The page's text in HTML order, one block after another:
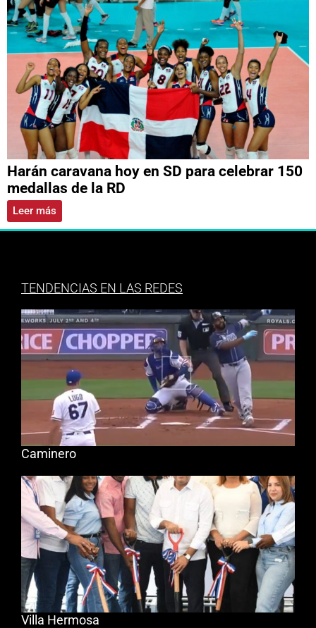
Harán caravana hoy en SD para celebrar 150
medallas de la RD
Leer más
TENDENCIAS EN LAS REDES
Caminero
Villa Hermosa